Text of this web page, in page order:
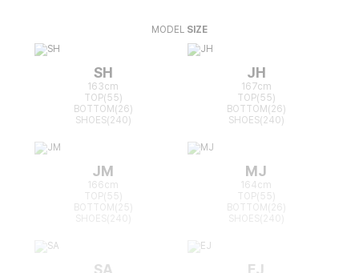
MODEL SIZE
SH
163cm
TOP(55)
BOTTOM(26)
SHOES(240)
JH
167cm
TOP(55)
BOTTOM(26)
SHOES(240)
JM
166cm
TOP(55)
BOTTOM(25)
MJ
164cm
TOP(55)
BOTTOM(26)
SA EJ